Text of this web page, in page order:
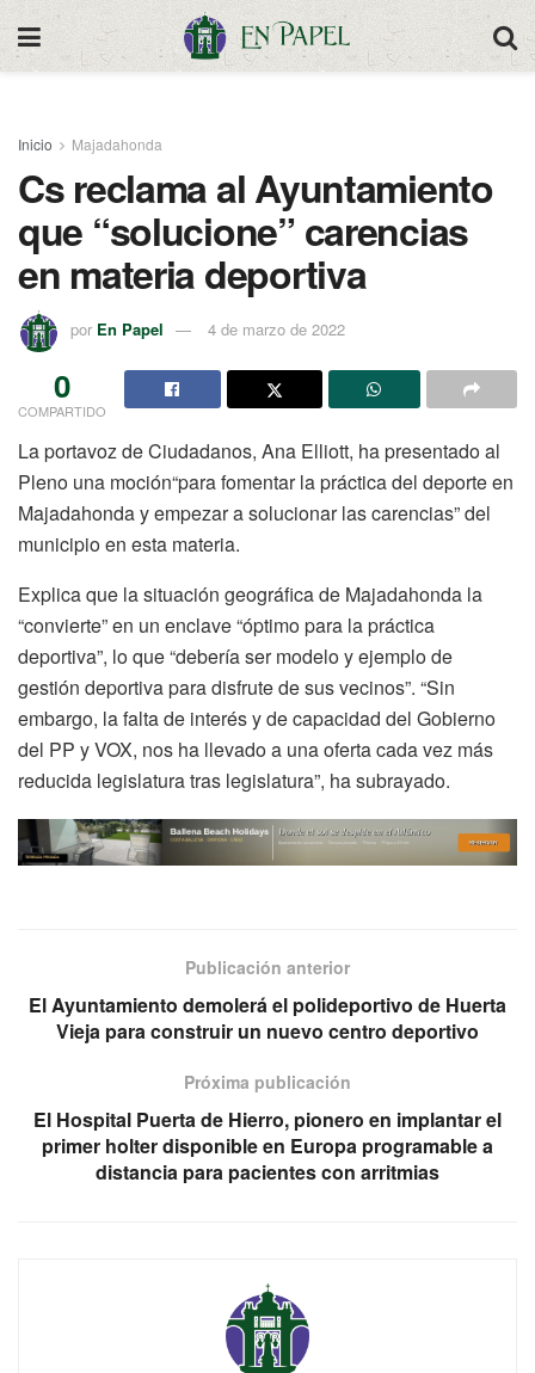
Inicio Majadahonda
Cs reclama al Ayuntamiento
que “solucione” carencias
en materia deportiva
por En Papel 4 de marzo de 2022
0
COMPARTIDO
La portavoz de Ciudadanos, Ana Elliott, ha presentado al
Pleno una moción“para fomentar la práctica del deporte en
Majadahonda y empezar a solucionar las carencias” del
municipio en esta materia.
Explica que la situación geográfica de Majadahonda la
“convierte” en un enclave “óptimo para la práctica
deportiva”, lo que “debería ser modelo y ejemplo de
gestión deportiva para disfrute de sus vecinos”. “Sin
embargo, la falta de interés y de capacidad del Gobierno
del PP y VOX, nos ha llevado a una oferta cada vez más
reducida legislatura tras legislatura”, ha subrayado.
Publicación anterior
El Ayuntamiento demolerá el polideportivo de Huerta
Vieja para construir un nuevo centro deportivo
Próxima publicación
El Hospital Puerta de Hierro, pionero en implantar el
primer holter disponible en Europa programable a
distancia para pacientes con arritmias